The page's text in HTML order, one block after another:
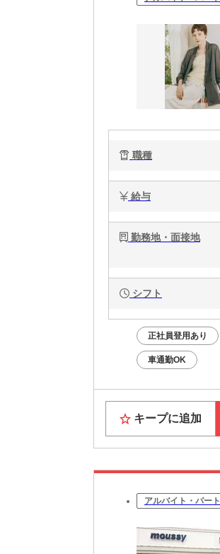
職種
給与
勤務地・面接地
シフト
正社員登用あり
車通勤OK
キープに追加
アルバイト・パート